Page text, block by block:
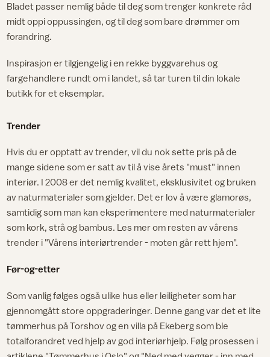
Bladet passer nemlig både til deg som trenger konkrete råd
midt oppi oppussingen, og til deg som bare drømmer om
forandring.
Inspirasjon er tilgjengelig i en rekke byggvarehus og
fargehandlere rundt om i landet, så tar turen til din lokale
butikk for et eksemplar.
Trender
Hvis du er opptatt av trender, vil du nok sette pris på de
mange sidene som er satt av til å vise årets "must" innen
interiør. I 2008 er det nemlig kvalitet, eksklusivitet og bruken
av naturmaterialer som gjelder. Det er lov å være glamorøs,
samtidig som man kan eksperimentere med naturmaterialer
som kork, strå og bambus. Les mer om resten av vårens
trender i "Vårens interiørtrender - moten går rett hjem".
Før-og-etter
Som vanlig følges også ulike hus eller leiligheter som har
gjennomgått store oppgraderinger. Denne gang var det et lite
tømmerhus på Torshov og en villa på Ekeberg som ble
totalforandret ved hjelp av god interiørhjelp. Følg prosessen i